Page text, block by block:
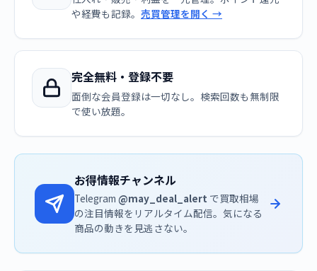
や経費も記録。 売買管理を開く →
完全無料・登録不要
面倒な会員登録は一切なし。検索回数も無制限
で使い放題。
お得情報チャンネル
Telegram @may_deal_alert で買取相場
の注目情報をリアルタイム配信。気になる
商品の動きを見逃さない。